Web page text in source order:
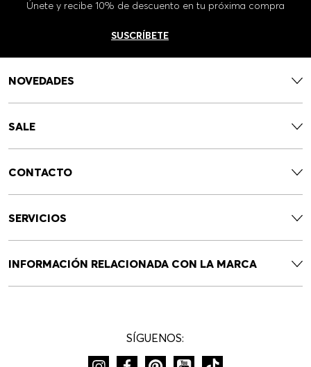
Únete y recibe 10% de descuento en tu próxima compra
SUSCRÍBETE
NOVEDADES
SALE
CONTACTO
SERVICIOS
INFORMACIÓN RELACIONADA CON LA MARCA
SÍGUENOS: